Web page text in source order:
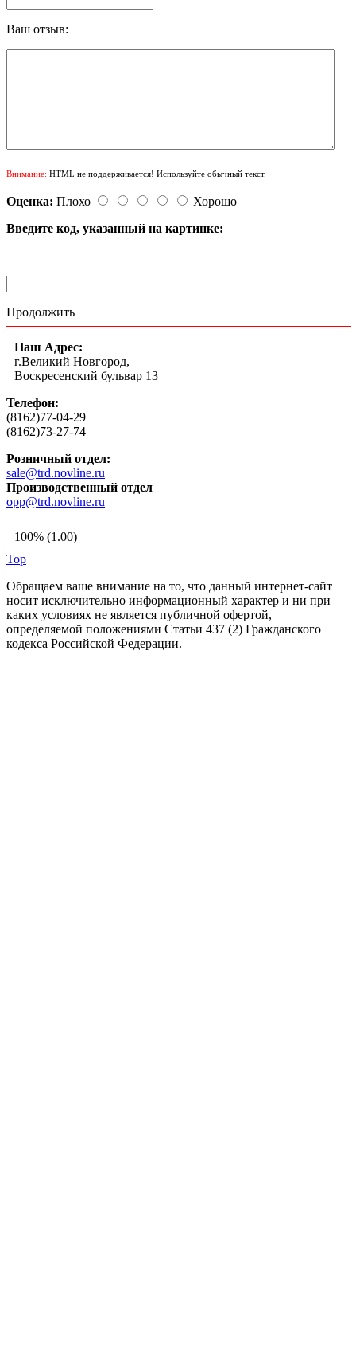
Ваш отзыв:
Внимание: HTML не поддерживается! Используйте обычный текст.
Оценка: Плохо
Хорошо
Введите код, указанный на картинке:
Продолжить
Наш Адрес:
г.Великий Новгород,
Воскресенский бульвар 13
Телефон:
(8162)77-04-29
(8162)73-27-74
Розничный отдел:
sale@trd.novline.ru
Производственный отдел
opp@trd.novline.ru
100% (1.00)
Top
Обращаем ваше внимание на то, что данный интернет-сайт
носит исключительно информационный характер и ни при
каких условиях не является публичной офертой,
определяемой положениями Статьи 437 (2) Гражданского
кодекса Российской Федерации.